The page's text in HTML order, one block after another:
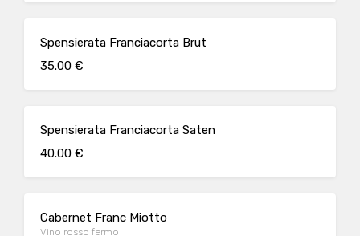
Spensierata Franciacorta Brut
35.00 €
Spensierata Franciacorta Saten
40.00 €
Cabernet Franc Miotto
Vino rosso fermo